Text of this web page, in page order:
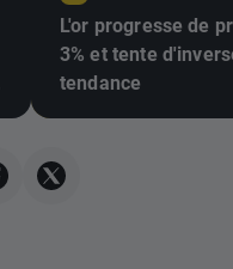
L'or progresse de
3% et tente
tendance